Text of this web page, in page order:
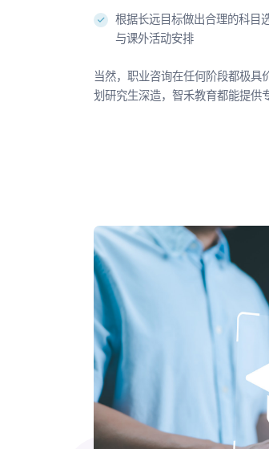
根据长远目标做出合理的科目
与课外活动安排
当然，职业咨询在任何阶段都极具
划研究生深造，智禾教育都能提供